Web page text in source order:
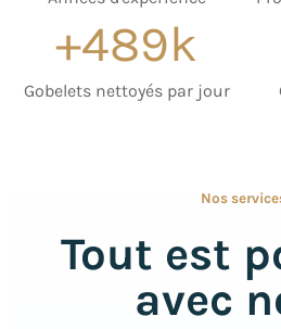
+500k
Gobelets nettoyés par jour
Nos
Tout est
avec